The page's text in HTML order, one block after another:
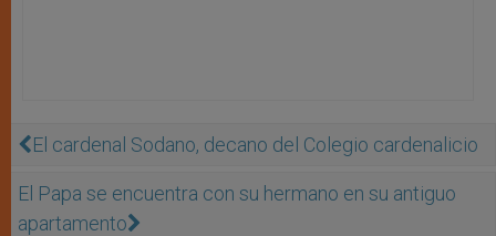
El cardenal Sodano, decano del Colegio cardenalicio
El Papa se encuentra con su hermano en su antiguo
apartamento